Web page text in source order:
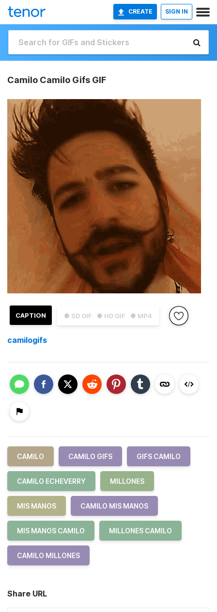
CREATE SIGN IN
Camilo Camilo Gifs GIF
● SD GIF ● HD GIF ● MP4
CAPTION
camilogifs
CAMILO CAMILO GIFS GIFS CAMILO
CAMILO ECHEVERRY MILLONES
MIS MANOS CAMILO MIS MANOS
MIS MANOS CAMILO MILLONES CAMILO
CAMILO MILLONES
Share URL